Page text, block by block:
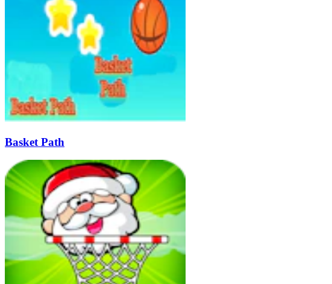
Basket Path